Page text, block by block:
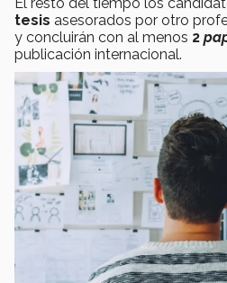
tesis asesorados por otro
y concluirán con al menos 2
publicación internacional.